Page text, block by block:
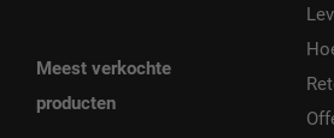
Meest verkochte
producten